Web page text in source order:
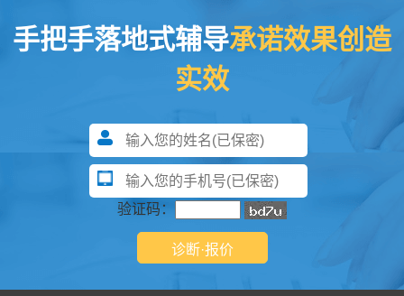
手把手落地式辅导承诺效果创造
实效
验证码：